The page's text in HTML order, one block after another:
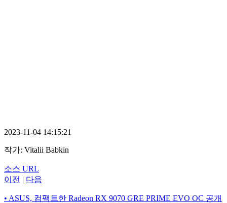
2023-11-04 14:15:21
작가: Vitalii Babkin
소스 URL
이전 | 다음
• ASUS, 컴팩트한 Radeon RX 9070 GRE PRIME EVO OC 공개